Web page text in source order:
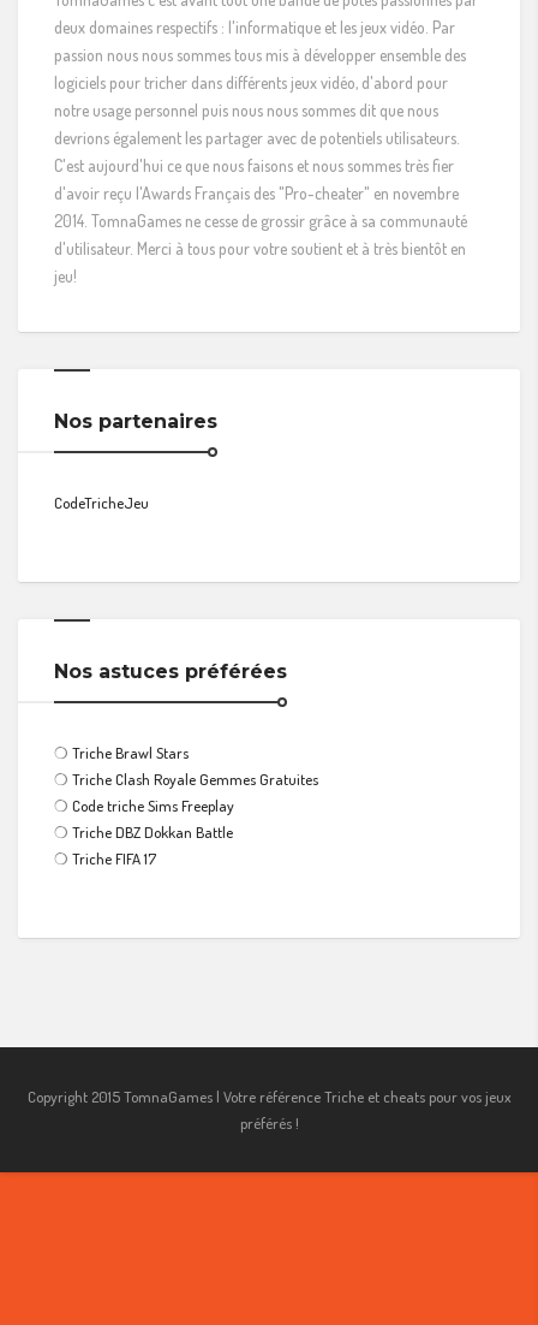
deux domaines respectifs : l'informatique et les jeux vidéo. Par
passion nous nous sommes tous mis à développer ensemble des
logiciels pour tricher dans différents jeux vidéo, d'abord pour
notre usage personnel puis nous nous sommes dit que nous
devrions également les partager avec de potentiels utilisateurs.
C'est aujourd'hui ce que nous faisons et nous sommes très fier
d'avoir reçu l'Awards Français des "Pro-cheater" en novembre
2014. TomnaGames ne cesse de grossir grâce à sa communauté
d'utilisateur. Merci à tous pour votre soutient et à très bientôt en
jeu!
Nos partenaires
CodeTricheJeu
Nos astuces préférées
❍ Triche Brawl Stars
❍ Triche Clash Royale Gemmes Gratuites
❍ Code triche Sims Freeplay
❍ Triche DBZ Dokkan Battle
❍ Triche FIFA 17
Copyright 2015 TomnaGames | Votre référence Triche et cheats pour vos jeux
préférés !